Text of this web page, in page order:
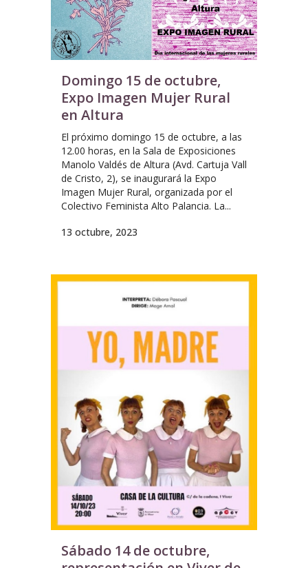
Domingo 15 de octubre,
Expo Imagen Mujer Rural
en Altura
El próximo domingo 15 de octubre, a las
12.00 horas, en la Sala de Exposiciones
Manolo Valdés de Altura (Avd. Cartuja Vall
de Cristo, 2), se inaugurará la Expo
Imagen Mujer Rural, organizada por el
Colectivo Feminista Alto Palancia. La...
13 octubre, 2023
Sábado 14 de octubre,